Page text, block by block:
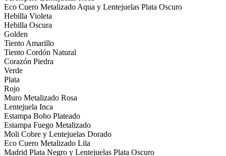
Eco Cuero Metalizado Aqua y Lentejuelas Plata Oscuro
Hebilla Violeta
Hebilla Oscura
Golden
Tiento Amarillo
Tiento Cordón Natural
Corazón Piedra
Verde
Plata
Rojo
Muro Metalizado Rosa
Lentejuela Inca
Estampa Boho Plateado
Estampa Fuego Metalizado
Moli Cobre y Lentejuelas Dorado
Eco Cuero Metalizado Lila
Madrid Plata Negro y Lentejuelas Plata Oscuro